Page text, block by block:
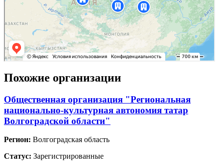
Похожие организации
Общественная организация "Региональная
национально-культурная автономия татар
Волгоградской области"
Регион: Волгоградская область
Статус: Зарегистрированные